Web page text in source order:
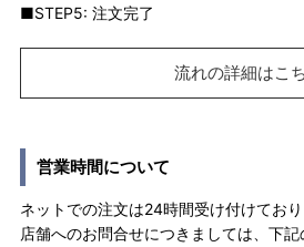
■STEP5: 注文完了
流れの詳細はこ
営業時間について
ネットでの注文は24時間受け付けており
店舗へのお問合せにつきましては、下